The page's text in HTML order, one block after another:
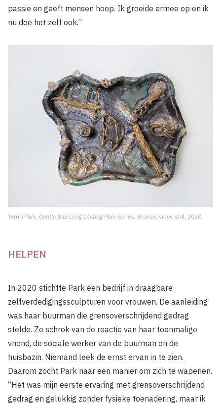
passie en geeft mensen hoop. Ik groeide ermee op en ik
nu doe het zelf ook.”
Yemo Park, Gentle Bite Long Lasting Pain Series, Bronze, video still, 2020.
HELPEN
In 2020 stichtte Park een bedrijf in draagbare
zelfverdedigingssculpturen voor vrouwen. De aanleiding
was haar buurman die grensoverschrijdend gedrag
stelde. Ze schrok van de reactie van haar toenmalige
vriend, de sociale werker van de buurman en de
huisbazin. Niemand leek de ernst ervan in te zien.
Daarom zocht Park naar een manier om zich te wapenen.
“Het was mijn eerste ervaring met grensoverschrijdend
gedrag en gelukkig zonder fysieke toenadering, maar ik